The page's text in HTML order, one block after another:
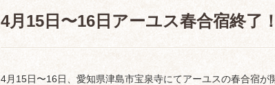
4月15日〜16日アーユス春合宿終了！
4月15日〜16日、愛知県津島市宝泉寺にてアーユスの春合宿が